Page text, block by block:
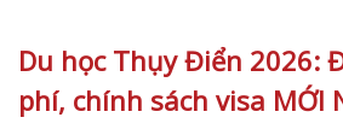
Du học Thụy Điển 2026:
phí, chính sách visa MỚI